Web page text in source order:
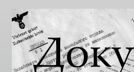
Документы
XX века
Всемирная
история в
Интернете